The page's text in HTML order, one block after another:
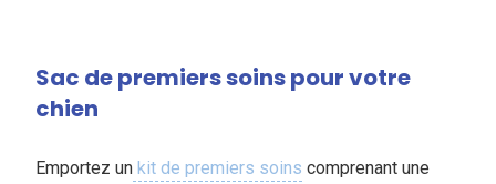
Sac de premiers soins pour votre
chien
Emportez un kit de premiers soins comprenant une